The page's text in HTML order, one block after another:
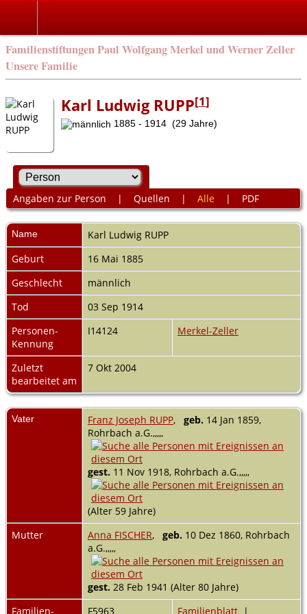
Familienstiftungen Paul Wolfgang Merkel und Werner Zeller
Unsere Familie
Karl Ludwig RUPP[1]
1885 - 1914 (29 Jahre)
Angaben zur Person | Quellen | Alle | PDF
Name Karl Ludwig RUPP
Geburt
16 Mai 1885
Geschlecht
männlich
Tod
03 Sep 1914
Personen-
Kennung
I14124 Merkel-Zeller
Zuletzt
bearbeitet am
7 Okt 2004
Vater Franz Joseph RUPP, geb. 14 Jan 1859,
Rohrbach a.G.,,,,,
gest. 11 Nov 1918, Rohrbach a.G.,,,,,
(Alter 59 Jahre)
Mutter
Anna FISCHER, geb. 10 Dez 1860, Rohrbach
a.G.,,,,,
gest. 28 Feb 1941 (Alter 80 Jahre)
Familien-
F5963 Familienblatt |